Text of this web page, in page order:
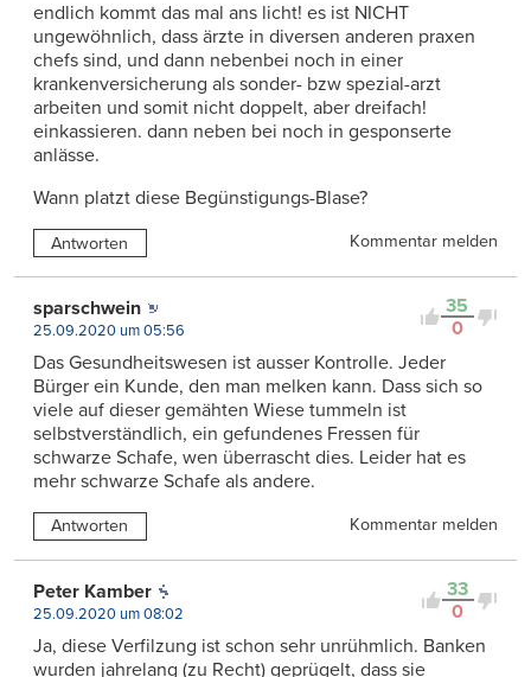
endlich kommt das mal ans licht! es ist NICHT
ungewöhnlich, dass ärzte in diversen anderen praxen
chefs sind, und dann nebenbei noch in einer
krankenversicherung als sonder- bzw spezial-arzt
arbeiten und somit nicht doppelt, aber dreifach!
einkassieren. dann neben bei noch in gesponserte
anlässe.
Wann platzt diese Begünstigungs-Blase?
Antworten Kommentar melden
35
0
sparschwein
25.09.2020 um 05:56
Das Gesundheitswesen ist ausser Kontrolle. Jeder
Bürger ein Kunde, den man melken kann. Dass sich so
viele auf dieser gemähten Wiese tummeln ist
selbstverständlich, ein gefundenes Fressen für
schwarze Schafe, wen überrascht dies. Leider hat es
mehr schwarze Schafe als andere.
Antworten Kommentar melden
33
0
Peter Kamber
25.09.2020 um 08:02
Ja, diese Verfilzung ist schon sehr unrühmlich. Banken
wurden jahrelang (zu Recht) geprügelt, dass sie